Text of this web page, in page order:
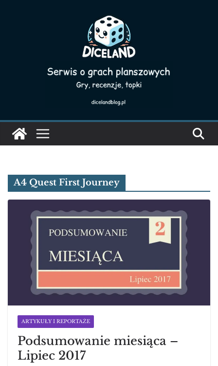
A4 Quest First Journey
ARTYKUŁY I REPORTAŻE
Podsumowanie miesiąca –
Lipiec 2017